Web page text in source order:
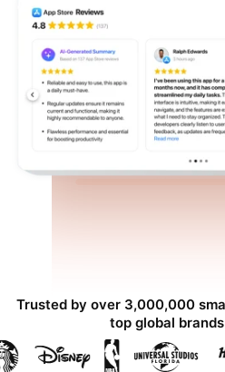
Trusted by over 3,000,000
top global